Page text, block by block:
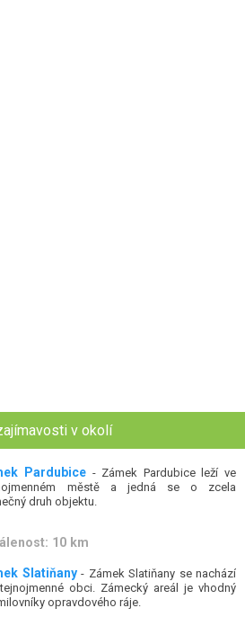
v okolí
Pardubice - Zámek Pardubice leží ve
městě a jedná se o zcela
druh objektu.
10 km
Slatiňany- Zámek Slatiňany se nachází
obci. Zámecký areál je vhodný
opravdového ráje.